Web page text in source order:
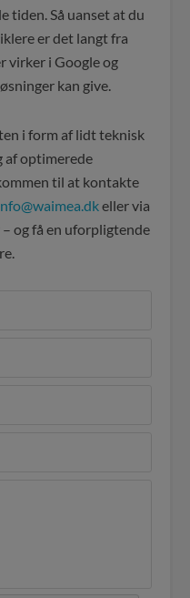
tiden. Så uanset at du
er det langt fra
virker i Google og
kan give.
i form af lidt teknisk
af optimerede
til at kontakte
eller via
og få en uforpligtende